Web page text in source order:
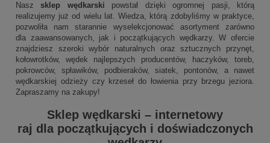
Naszsklep wędkarski powstał dzięki ogromnej pasji, którą
realizujemy już od wielu lat. Wiedza, którą zdobyliśmy w praktyce,
pozwoliła nam starannie wyselekcjonować asortyment zarówno
dla zaawansowanych, jak i początkujących wędkarzy. W ofercie
znajdziesz szeroki wybór naturalnych oraz sztucznych przynęt,
kołowrotków, wędek najlepszych producentów, haczyków, toreb,
pokrowców, spławików, podbieraków, siatek, pontonów, a nawet
wędkarskiej odzieży czy krzeseł do łowienia przy brzegu jeziora.
Zapraszamy na zakupy!
Sklep wędkarski – internetowy
raj dla początkujących i doświadczonych